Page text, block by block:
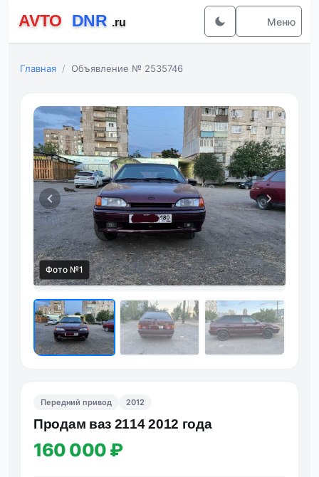
Меню
Главная Объявление № 2535746
Фото №1
Передний привод 2012
Продам ваз 2114 2012 года
160 000 ₽